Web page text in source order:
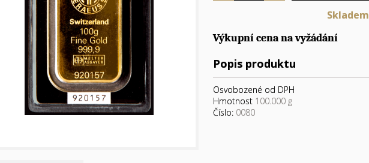
Skladem
Výkupní cena na vyžádání
Popis produktu
Osvobozené od DPH
Hmotnost 100.000 g
Číslo: 0080